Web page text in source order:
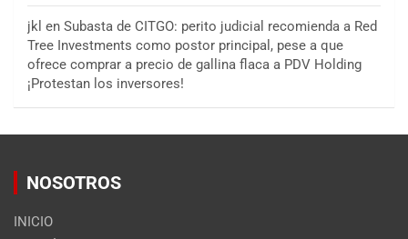
jkl en Subasta de CITGO: perito judicial recomienda a Red
Tree Investments como postor principal, pese a que
ofrece comprar a precio de gallina flaca a PDV Holding
¡Protestan los inversores!
NOSOTROS
INICIO